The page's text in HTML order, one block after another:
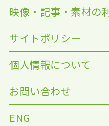
映像・記事・素材の
サイトポリシー
個人情報について
お問い合わせ
ENG